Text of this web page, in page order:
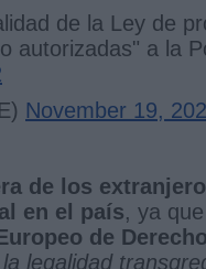
de la Ley de
autorizadas" a la
November 19,
de los
en el país, ya
de
legalidad